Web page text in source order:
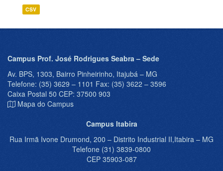
CSV
Campus Prof. José Rodrigues Seabra – Sede
Av. BPS, 1303, Bairro Pinheirinho, Itajubá – MG
Telefone: (35) 3629 – 1101 Fax: (35) 3622 – 3596
Caixa Postal 50 CEP: 37500 903
Mapa do Campus
Campus Itabira
Rua Irmã Ivone Drumond, 200 – Distrito Industrial II,Itabira – MG
Telefone (31) 3839-0800
CEP 35903-087